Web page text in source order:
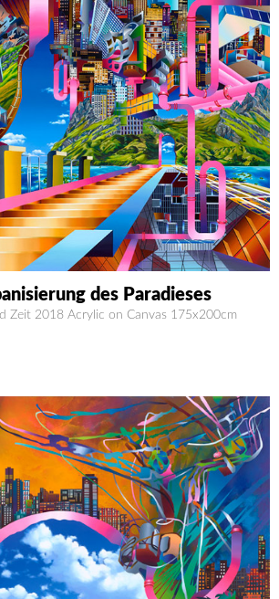
des Paradieses
Zeit 2018 Acrylic on Canvas 175x200cm